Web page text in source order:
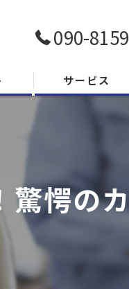
090-
サービス
愕の